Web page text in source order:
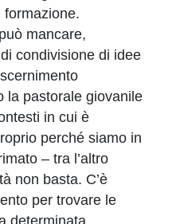
mancare,
condivisione di idee
la pastorale giovanile
in cui è
perché siamo in
– tra l’altro
non basta. C’è
per trovare le
determinata